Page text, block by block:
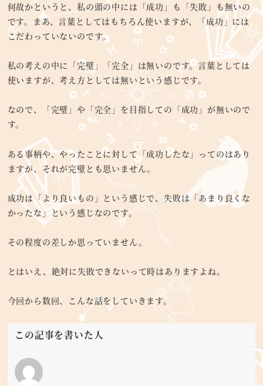
何故かというと、私の頭の中には「成功」も「失敗」も無いの
です。まあ、言葉としてはもちろん使いますが、「成功」には
こだわっていないのです。
私の考えの中に「完璧」「完全」は無いのです。言葉としては
使いますが、考え方としては無いという感じです。
なので、「完璧」や「完全」を目指しての「成功」が無いので
す。
ある事柄や、やったことに対して「成功したな」ってのはあり
ますが、それが完璧とも思いません。
成功は「より良いもの」という感じで、失敗は「あまり良くな
かったな」という感じなのです。
その程度の差しか思っていません。
とはいえ、絶対に失敗できないって時はありますよね。
今回から数回、こんな話をしていきます。
この記事を書いた人